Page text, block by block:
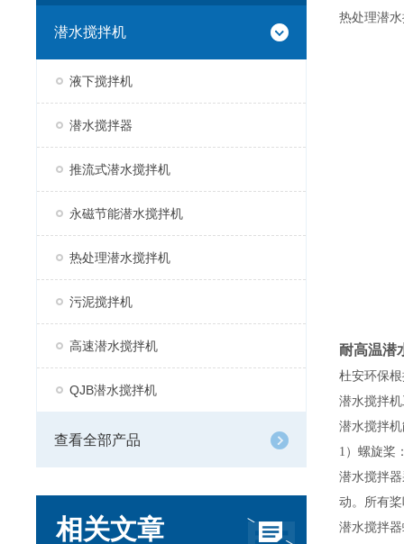
潜水搅拌机
液下搅拌机
潜水搅拌器
推流式潜水搅拌机
永磁节能潜水搅拌机
热处理潜水搅拌机
污泥搅拌机
高速潜水搅拌机
QJB潜水搅拌机
查看全部产品
相关文章
热处理潜
耐高温潜
杜安环保
潜水搅拌机
潜水搅拌机
1）螺旋桨
潜水搅拌
动。所有
潜水搅拌